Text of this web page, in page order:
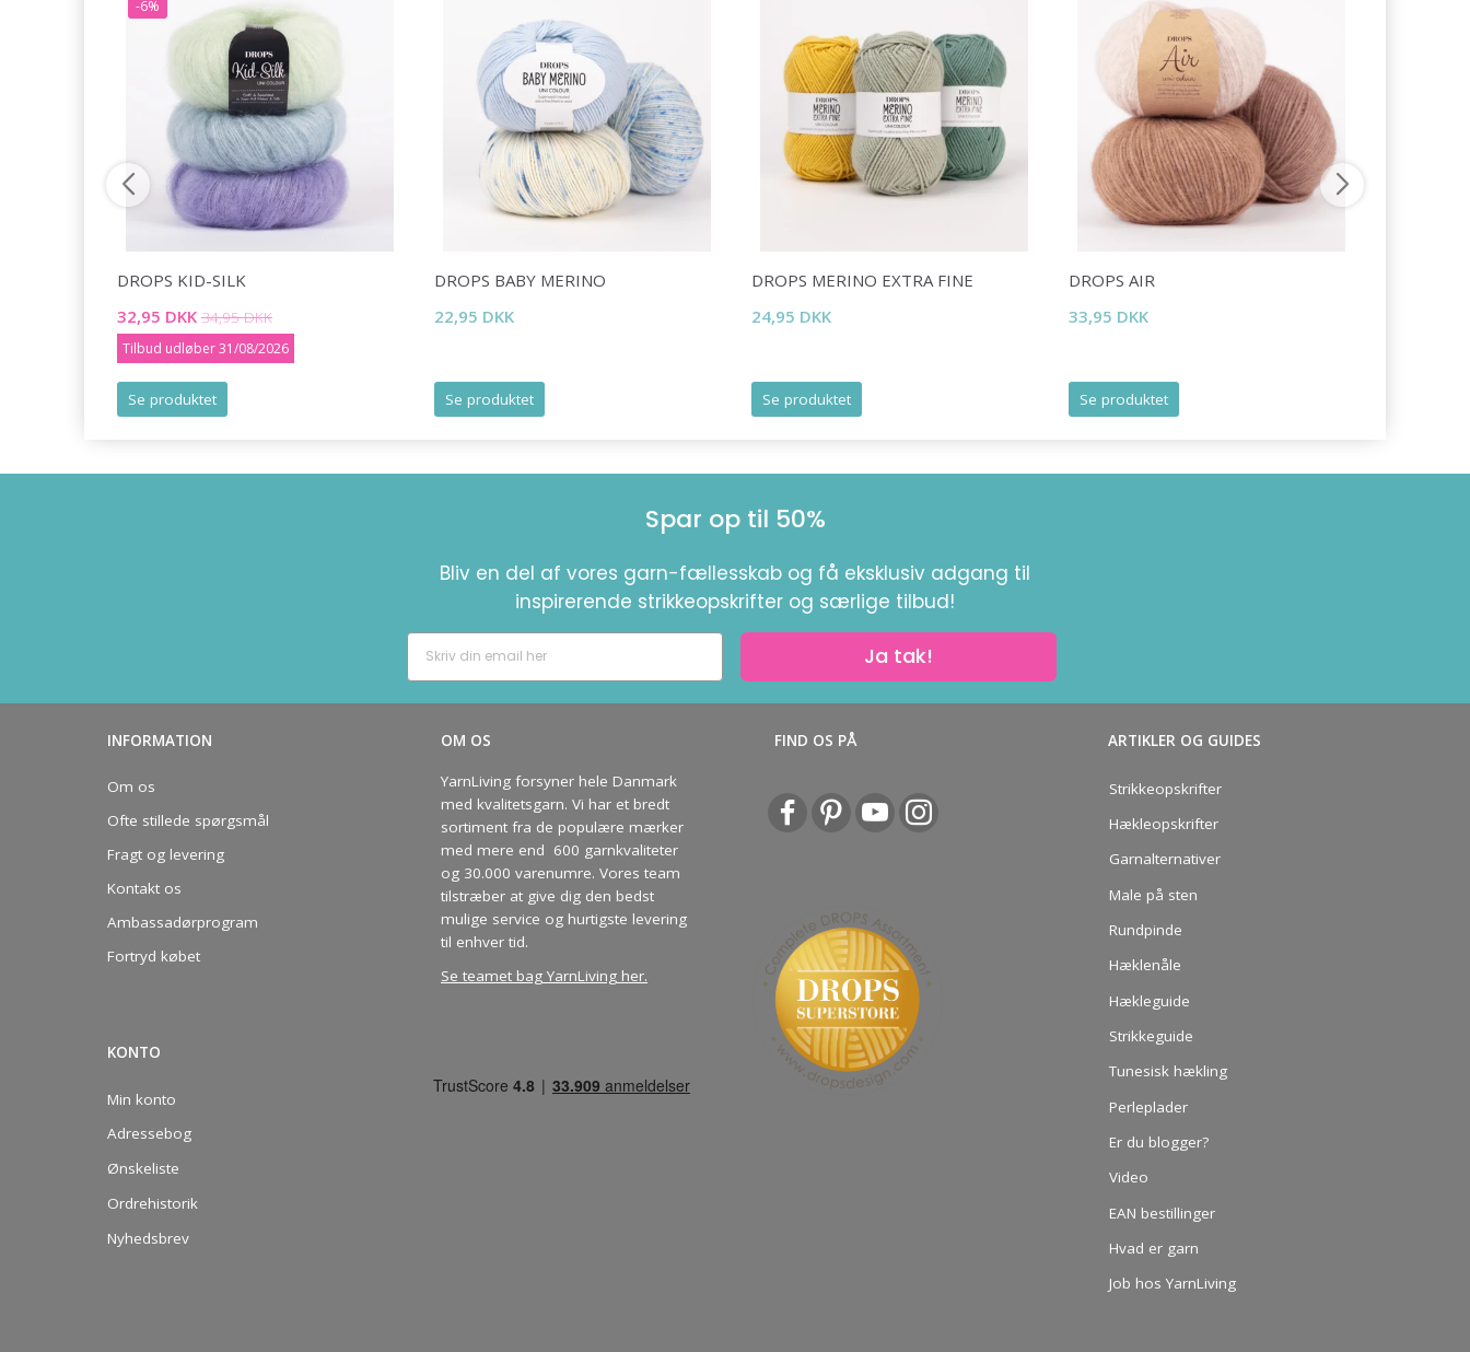
-6%
DROPS KID-SILK
32,95 DKK 34,95 DKK
Tilbud udløber 31/08/2026
Se produktet
DROPS BABY MERINO
22,95 DKK
Se produktet
DROPS MERINO EXTRA FINE
24,95 DKK
Se produktet
DROPS AIR
33,95 DKK
Se produktet
Spar op til 50%
Bliv en del af vores garn-fællesskab og få eksklusiv adgang til
inspirerende strikkeopskrifter og særlige tilbud!
Ja tak!
INFORMATION
Om os
Ofte stillede spørgsmål
Fragt og levering
Kontakt os
Ambassadørprogram
Fortryd købet
KONTO
Min konto
Adressebog
Ønskeliste
Ordrehistorik
Nyhedsbrev
OM OS
YarnLiving forsyner hele Danmark
med kvalitetsgarn. Vi har et bredt
sortiment fra de populære mærker
med mere end 600 garnkvaliteter
og 30.000 varenumre. Vores team
tilstræber at give dig den bedst
mulige service og hurtigste levering
til enhver tid.
Se teamet bag YarnLiving her.
FIND OS PÅ ARTIKLER OG GUIDES
Strikkeopskrifter
Hækleopskrifter
Garnalternativer
Male på sten
Rundpinde
Hæklenåle
Hækleguide
Strikkeguide
Tunesisk hækling
Perleplader
Er du blogger?
Video
EAN bestillinger
Hvad er garn
Job hos YarnLiving
Spar op til 50%
Bliv en del af vores garn-fællesskab
og få eksklusiv adgang til inspirerende
Ja tak